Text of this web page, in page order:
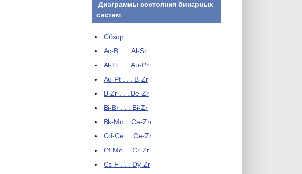
Диаграммы состояния бинарных
систем
Обзор
Ac-B . . . Al-Sr
Al-Tl . . . Au-Pr
Au-Pt . . . B-Zr
B-Zr . . . Be-Zr
Bi-Br . . . Bi-Zr
Bk-Mo . .Ca-Zn
Cd-Ce . . Ce-Zr
Cf-Mo . . Cr-Zr
Cs-F . . . Dy-Zr